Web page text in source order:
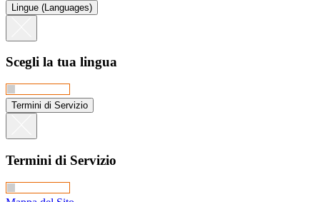
Lingue (Languages)
Scegli la tua lingua
Termini di Servizio
Termini di Servizio